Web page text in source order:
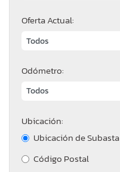
Oferta Actual:
Odómetro:
Ubicación:
Ubicación de Subasta
Código Postal